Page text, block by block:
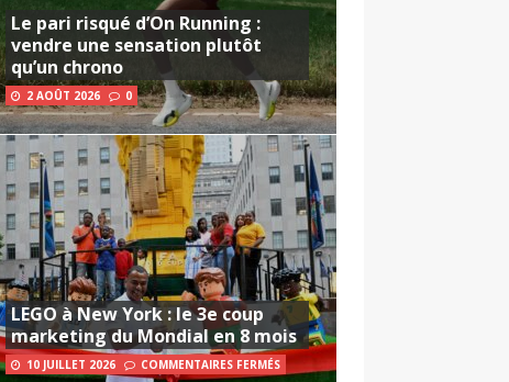
Le pari risqué d’On Running :
vendre une sensation plutôt
qu’un chrono
2 AOÛT 2026 0
LEGO à New York : le 3e coup
marketing du Mondial en 8 mois
10 JUILLET 2026 COMMENTAIRES FERMÉS